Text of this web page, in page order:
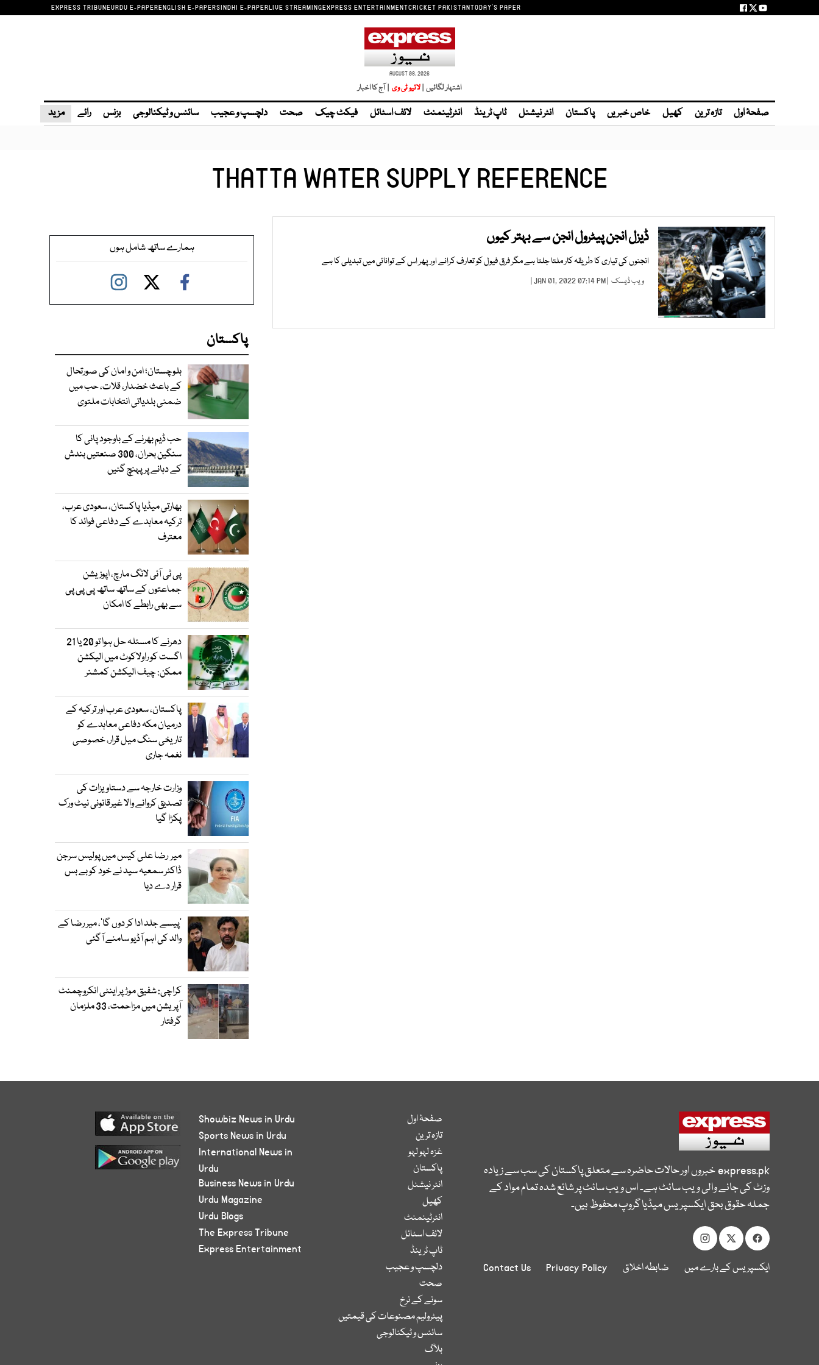
EXPRESS TRIBUNEURDU E-PAPERENGLISH E-PAPERSINDHI E-PAPERLIVE STREAMINGEXPRESS ENTERTAINMENTCRICKET PAKISTANTODAY'S PAPER
AUGUST 08, 2026
اشتہار لگائیں | | آج کا اخبار
صفحۂ اول تازہ ترین کھیل خاص خبریں پاکستان انٹر نیشنل ٹاپ ٹرینڈ انٹرٹینمنٹ لائف اسٹائل فیکٹ چیک صحت دلچسپ و عجیب سائنس و ٹیکنالوجی بزنس رائے مزید
THATTA WATER SUPPLY REFERENCE
ڈیزل انجن پیٹرول انجن سے بہتر کیوں
انجنوں کی تیاری کا طریقہ کار ملتا جلتا ہے مگر فرق فیول کو تعارف کرانے اور پھر اس کے توانائی میں تبدیلی کا ہے
ویب ڈیسک | JAN 01, 2022 07:14 PM |
ہمارے ساتھ شامل ہوں
پاکستان
بلوچستان؛ امن و امان کی صورتحال
کے باعث خضدار، قلات، حب میں
ضمنی بلدیاتی انتخابات ملتوی
حب ڈیم بھرنے کے باوجود پانی کا
سنگین بحران، 300 صنعتیں بندش
کے دہانے پر پہنچ گئیں
بھارتی میڈیا پاکستان، سعودی عرب،
ترکیہ معاہدے کے دفاعی فوائد کا
معترف
پی ٹی آئی لانگ مارچ، اپوزیشن
جماعتوں کے ساتھ ساتھ پی پی پی
سے بھی رابطے کا امکان
دھرنے کا مسئلہ حل ہوا تو 20 یا 21
اگست کو راولاکوٹ میں الیکشن
ممکن: چیف الیکشن کمشنر
پاکستان، سعودی عرب اور ترکیہ کے
درمیان مکہ دفاعی معاہدے کو
تاریخی سنگ میل قرار، خصوصی
نغمہ جاری
وزارت خارجہ سے دستاویزات کی
تصدیق کروانے والا غیرقانونی نیٹ ورک
پکڑا گیا
میر رضا علی کیس میں پولیس سرجن
ڈاکٹر سمعیہ سید نے خود کو بے بس
قرار دے دیا
’پیسے جلد ادا کر دوں گا‘، میر رضا کے
والد کی اہم آڈیو سامنے آگئی
کراچی: شفیق موڑ پر اینٹی انکروچمنٹ
آپریشن میں مزاحمت، 33 ملزمان
گرفتار
express.pkخبروں اور حالات حاضرہ سے متعلق پاکستان کی سب سے زیادہ
وزٹ کی جانے والی ویب سائٹ ہے۔ اس ویب سائٹ پر شائع شدہ تمام مواد کے
جملہ حقوق بحق ایکسپریس میڈیا گروپ محفوظ ہیں۔
ایکسپریس کے بارے میں ضابطہ اخلاق Privacy Policy
Contact Us
صفحۂ اول
تازہ ترین
غزہ لہو لہو
پاکستان
انٹر نیشنل
کھیل
انٹرٹینمنٹ
لائف اسٹائل
ٹاپ ٹرینڈ
دلچسپ و عجیب
صحت
سونے کے نرخ
پیٹرولیم مصنوعات کی قیمتیں
سائنس و ٹیکنالوجی
بلاگ
Showbiz News in Urdu
Sports News in Urdu
International News in
Urdu
Business News in Urdu
Urdu Magazine
Urdu Blogs
The Express Tribune
Express Entertainment